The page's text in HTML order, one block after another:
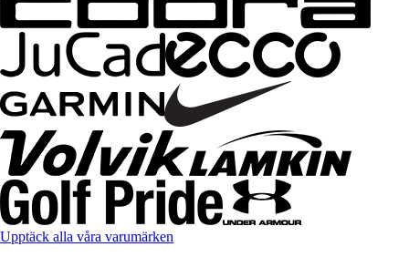
Upptäck alla våra varumärken